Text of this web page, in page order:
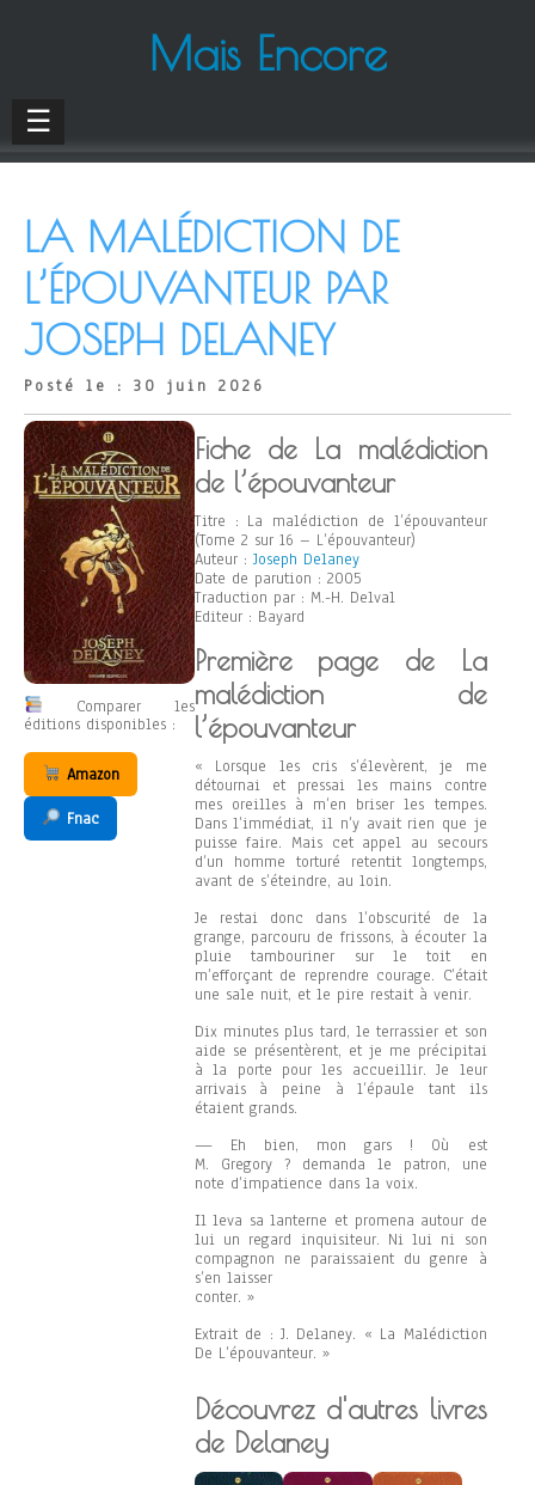
Mais Encore
☰
LA MALÉDICTION DE
L’ÉPOUVANTEUR PAR
JOSEPH DELANEY
Posté le : 30 juin 2026
Comparer les
éditions disponibles :
Amazon
Fnac
Fiche de La malédiction
de l’épouvanteur
Titre : La malédiction de l’épouvanteur
(Tome 2 sur 16 – L’épouvanteur)
Auteur : Joseph Delaney
Date de parution : 2005
Traduction par : M.-H. Delval
Editeur : Bayard
Première page de La
malédiction de
l’épouvanteur
« Lorsque les cris s’élevèrent, je me
détournai et pressai les mains contre
mes oreilles à m’en briser les tempes.
Dans l’immédiat, il n’y avait rien que je
puisse faire. Mais cet appel au secours
d’un homme torturé retentit longtemps,
avant de s’éteindre, au loin.
Je restai donc dans l’obscurité de la
grange, parcouru de frissons, à écouter la
pluie tambouriner sur le toit en
m’efforçant de reprendre courage. C’était
une sale nuit, et le pire restait à venir.
Dix minutes plus tard, le terrassier et son
aide se présentèrent, et je me précipitai
à la porte pour les accueillir. Je leur
arrivais à peine à l’épaule tant ils
étaient grands.
— Eh bien, mon gars ! Où est
M. Gregory ? demanda le patron, une
note d’impatience dans la voix.
Il leva sa lanterne et promena autour de
lui un regard inquisiteur. Ni lui ni son
compagnon ne paraissaient du genre à
s’en laisser
conter. »
Extrait de : J. Delaney. « La Malédiction
De L’épouvanteur. »
Découvrez d'autres livres
de Delaney